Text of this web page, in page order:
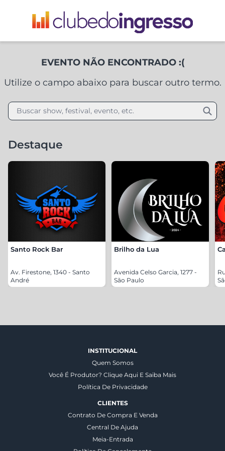
EVENTO NÃO ENCONTRADO :(
Utilize o campo abaixo para buscar outro termo.
Buscar show, festival, evento, etc.
Destaque
Santo Rock Bar
Av. Firestone, 1340 - Santo
André
Brilho da Lua
Avenida Celso Garcia, 1277 -
São Paulo
INSTITUCIONAL
Quem Somos
Você É Produtor? Clique Aqui E Saiba Mais
Política De Privacidade
CLIENTES
Contrato De Compra E Venda
Central De Ajuda
Meia-Entrada